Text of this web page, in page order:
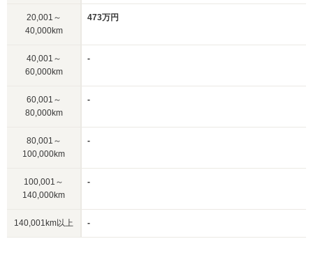
20,001～
40,000km
473万円
40,001～
60,000km
-
60,001～
80,000km
-
80,001～
100,000km
-
100,001～
140,000km
-
140,001km以上 -